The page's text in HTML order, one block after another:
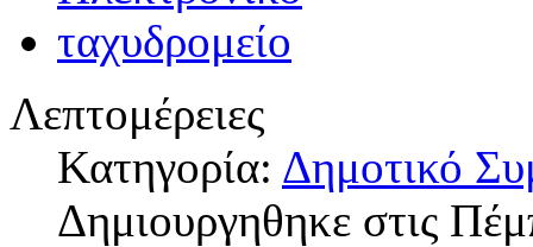
Λεπτομέρειες
Κατηγορία: Δημοτικό
Δημιουργηθηκε στις